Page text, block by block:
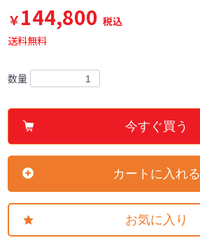
￥144,800 税込
送料無料
数量
今すぐ買う
カートに入れる
お気に入り